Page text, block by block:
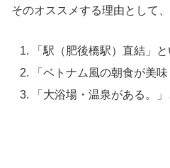
そのオススメする理由として、
「駅（肥後橋駅）直結」と
「ベトナム風の朝食が美
「大浴場・温泉がある。